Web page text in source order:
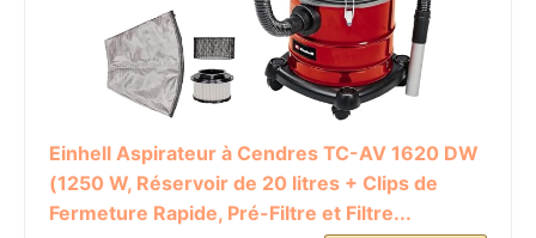
Einhell Aspirateur à Cendres TC-AV 1620 DW
(1250 W, Réservoir de 20 litres + Clips de
Fermeture Rapide, Pré-Filtre et Filtre...